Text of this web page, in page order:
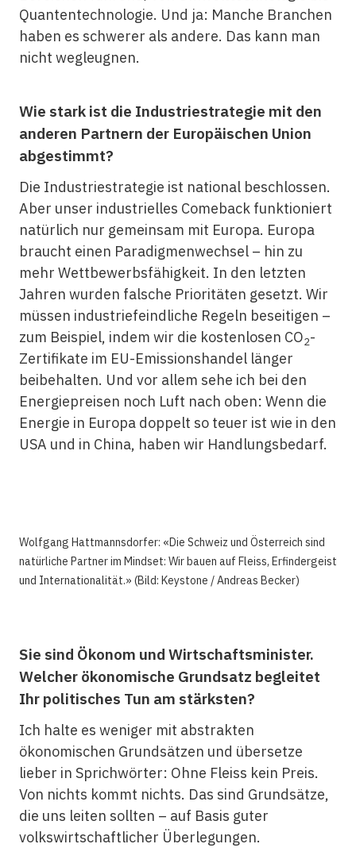
Quantentechnologie. Und ja: Manche Branchen
haben es schwerer als andere. Das kann man
nicht wegleugnen.
Wie stark ist die Industriestrategie mit den
anderen Partnern der Europäischen Union
abgestimmt?
Die Industriestrategie ist national beschlossen.
Aber unser industrielles Comeback funktioniert
natürlich nur gemeinsam mit Europa. Europa
braucht einen Paradigmenwechsel – hin zu
mehr Wettbewerbsfähigkeit. In den letzten
Jahren wurden falsche Prioritäten gesetzt. Wir
müssen industriefeindliche Regeln beseitigen –
zum Beispiel, indem wir die kostenlosen CO2-
Zertifikate im EU-Emissionshandel länger
beibehalten. Und vor allem sehe ich bei den
Energiepreisen noch Luft nach oben: Wenn die
Energie in Europa doppelt so teuer ist wie in den
USA und in China, haben wir Handlungsbedarf.
Wolfgang Hattmannsdorfer: «Die Schweiz und Österreich sind
natürliche Partner im Mindset: Wir bauen auf Fleiss, Erfindergeist
und Internationalität.» (Bild: Keystone / Andreas Becker)
Sie sind Ökonom und Wirtschaftsminister.
Welcher ökonomische Grundsatz begleitet
Ihr politisches Tun am stärksten?
Ich halte es weniger mit abstrakten
ökonomischen Grundsätzen und übersetze
lieber in Sprichwörter: Ohne Fleiss kein Preis.
Von nichts kommt nichts. Das sind Grundsätze,
die uns leiten sollten – auf Basis guter
volkswirtschaftlicher Überlegungen.